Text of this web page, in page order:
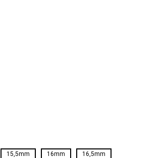
15,5mm 16mm 16,5mm